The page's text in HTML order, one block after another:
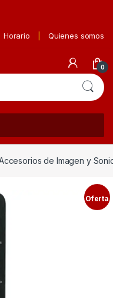
Horario Quienes somos
0
de Imagen y
Oferta